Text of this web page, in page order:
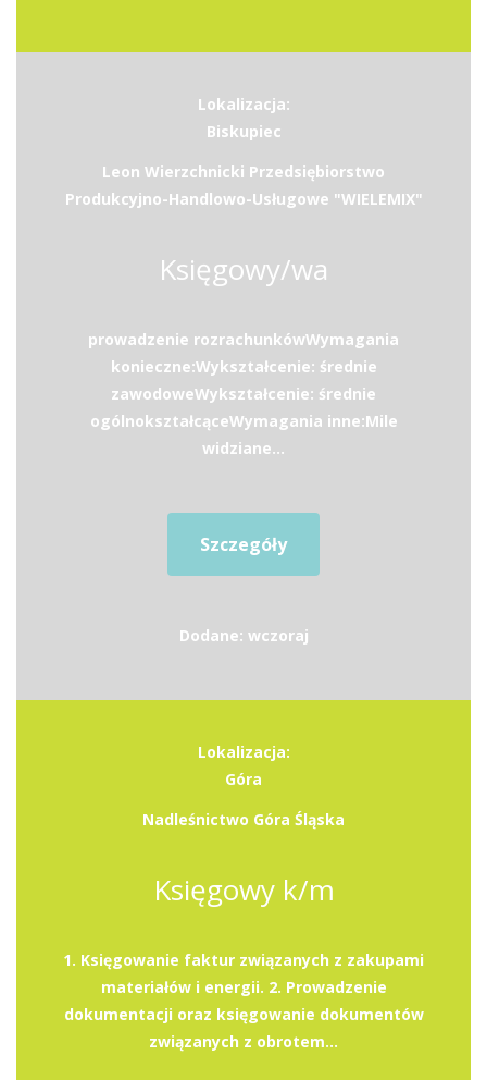
Lokalizacja:
Biskupiec
Leon Wierzchnicki Przedsiębiorstwo
Produkcyjno-Handlowo-Usługowe "WIELEMIX"
Księgowy/wa
prowadzenie rozrachunkówWymagania
konieczne:Wykształcenie: średnie
zawodoweWykształcenie: średnie
ogólnokształcąceWymagania inne:Mile
widziane...
Szczegóły
Dodane: wczoraj
Lokalizacja:
Góra
Nadleśnictwo Góra Śląska
Księgowy k/m
1. Księgowanie faktur związanych z zakupami
materiałów i energii. 2. Prowadzenie
dokumentacji oraz księgowanie dokumentów
związanych z obrotem...